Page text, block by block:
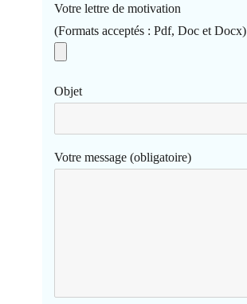
Votre lettre de motivation
(Formats acceptés : Pdf, Doc et Docx)
Objet
Votre message (obligatoire)